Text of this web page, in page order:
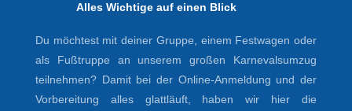
Alles Wichtige auf einen Blick
Du möchtest mit deiner Gruppe, einem Festwagen oder
als Fußtruppe an unserem großen Karnevalsumzug
teilnehmen? Damit bei der Online-Anmeldung und der
Vorbereitung alles glattläuft, haben wir hier die